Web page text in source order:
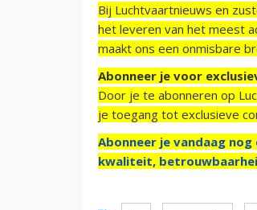
Bij Luchtvaartnieuws en
het leveren van het meest
maakt ons een onmisbare
Abonneer je voor
Door je te abonneren op
je toegang tot exclusieve
Abonneer je vandaag
kwaliteit,